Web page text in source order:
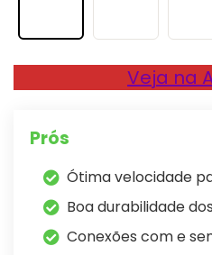
Veja na
Prós
Ótima velocidade
Boa durabilidade
Conexões com e